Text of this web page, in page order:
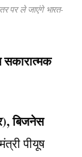
पर ले जाएंगे भारत-
सकारात्मक
बिजनेस
पीयूष